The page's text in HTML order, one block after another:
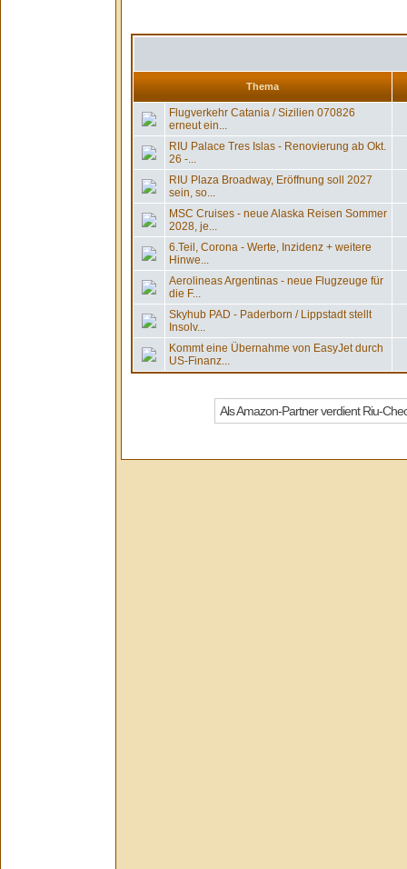
Thema
Flugverkehr Catania / Sizilien 070826
erneut ein...
RIU Palace Tres Islas - Renovierung ab Okt.
26 -...
RIU Plaza Broadway, Eröffnung soll 2027
sein, so...
MSC Cruises - neue Alaska Reisen Sommer
2028, je...
6.Teil, Corona - Werte, Inzidenz + weitere
Hinwe...
Aerolineas Argentinas - neue Flugzeuge für
die F...
Skyhub PAD - Paderborn / Lippstadt stellt
Insolv...
Kommt eine Übernahme von EasyJet durch
US-Finanz...